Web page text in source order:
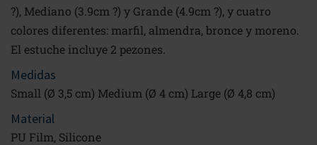
?), Mediano (3.9cm ?) y Grande (4.9cm ?), y cuatro
colores diferentes: marfil, almendra, bronce y moreno.
El estuche incluye 2 pezones.
Medidas
Small (Ø 3,5 cm) Medium (Ø 4 cm) Large (Ø 4,8 cm)
Material
PU Film, Silicone